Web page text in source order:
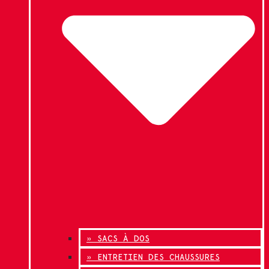
» SACS À DOS
» ENTRETIEN DES CHAUSSURES